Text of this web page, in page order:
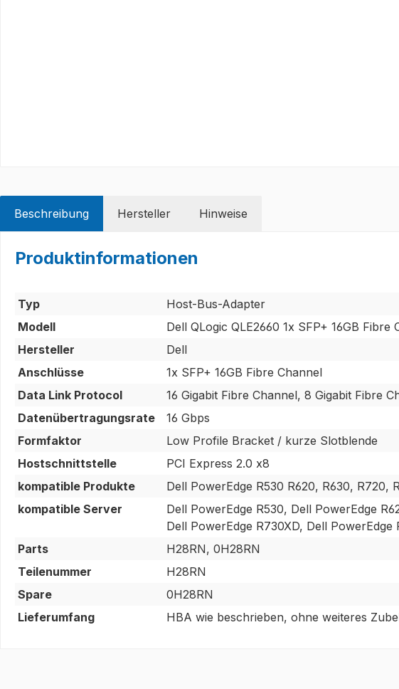
Beschreibung Hersteller Hinweise
Produktinformationen
Typ
Host-Bus-Adapter
Modell
Dell QLogic QLE2660 1x SFP+ 16GB
Hersteller
Dell
Anschlüsse
1x SFP+ 16GB Fibre Channel
Data Link Protocol
16 Gigabit Fibre Channel, 8 Gigabit Fibre
Datenübertragungsrate
16 Gbps
Formfaktor
Low Profile Bracket / kurze Slotblende
Hostschnittstelle
PCI Express 2.0 x8
kompatible Produkte
Dell PowerEdge R530 R620, R630, R720,
kompatible Server
Dell PowerEdge R530, Dell PowerEdge
Dell PowerEdge R730XD, Dell
Parts
H28RN, 0H28RN
Teilenummer
H28RN
Spare
0H28RN
Lieferumfang
HBA wie beschrieben, ohne weiteres